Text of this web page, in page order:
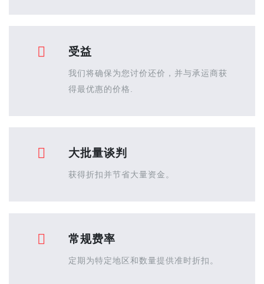
受益
我们将确保为您讨价还价，并与承运商获
得最优惠的价格.
大批量谈判
获得折扣并节省大量资金。
常规费率
定期为特定地区和数量提供准时折扣。